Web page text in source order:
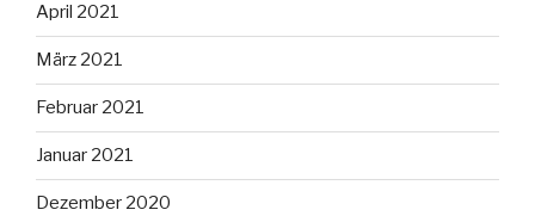
April 2021
März 2021
Februar 2021
Januar 2021
Dezember 2020